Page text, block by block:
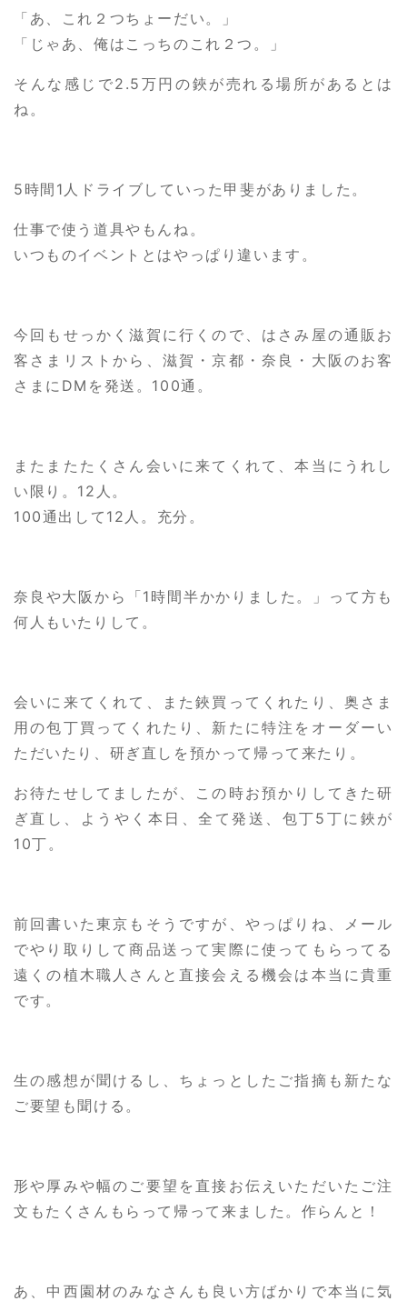
「あ、これ２つちょーだい。」
「じゃあ、俺はこっちのこれ２つ。」
そんな感じで2.5万円の鋏が売れる場所があるとは
ね。
5時間1人ドライブしていった甲斐がありました。
仕事で使う道具やもんね。
いつものイベントとはやっぱり違います。
今回もせっかく滋賀に行くので、はさみ屋の通販お
客さまリストから、滋賀・京都・奈良・大阪のお客
さまにDMを発送。100通。
またまたたくさん会いに来てくれて、本当にうれし
い限り。12人。
100通出して12人。充分。
奈良や大阪から「1時間半かかりました。」って方も
何人もいたりして。
会いに来てくれて、また鋏買ってくれたり、奥さま
用の包丁買ってくれたり、新たに特注をオーダーい
ただいたり、研ぎ直しを預かって帰って来たり。
お待たせしてましたが、この時お預かりしてきた研
ぎ直し、ようやく本日、全て発送、包丁5丁に鋏が
10丁。
前回書いた東京もそうですが、やっぱりね、メール
でやり取りして商品送って実際に使ってもらってる
遠くの植木職人さんと直接会える機会は本当に貴重
です。
生の感想が聞けるし、ちょっとしたご指摘も新たな
ご要望も聞ける。
形や厚みや幅のご要望を直接お伝えいただいたご注
文もたくさんもらって帰って来ました。作らんと！
あ、中西園材のみなさんも良い方ばかりで本当に気